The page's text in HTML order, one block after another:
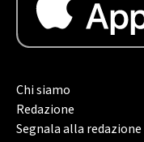
Chi siamo
Redazione
Segnala alla redazione